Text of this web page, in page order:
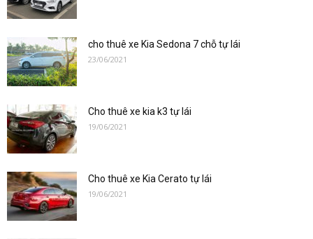
cho thuê xe Kia Sedona 7 chỗ tự lái
23/06/2021
Cho thuê xe kia k3 tự lái
19/06/2021
Cho thuê xe Kia Cerato tự lái
19/06/2021